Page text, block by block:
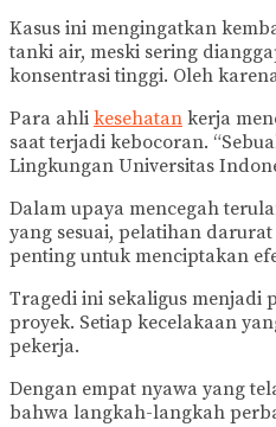
Kasus ini mengingatkan
tanki air, meski sering
konsentrasi tinggi. Oleh
Para ahli kesehatan kerja
saat terjadi kebocoran.
Lingkungan Universitas
Dalam upaya mencegah
yang sesuai, pelatihan
penting untuk menciptakan
Tragedi ini sekaligus menjadi
proyek. Setiap kecelakaan
pekerja.
Dengan empat nyawa yang
bahwa langkah-langkah